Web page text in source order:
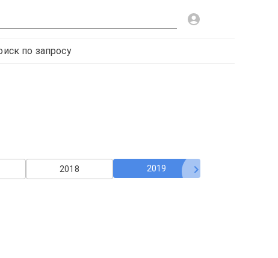
по запросу
2019
2018